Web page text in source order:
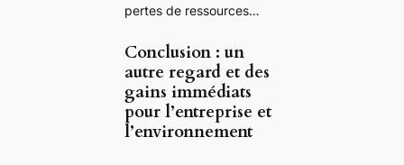
pertes de ressources…
Conclusion : un
autre regard et des
gains immédiats
pour l’entreprise et
l’environnement